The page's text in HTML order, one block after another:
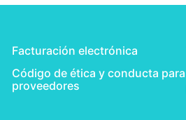
Facturación electrónica
Código de ética y conducta para
proveedores